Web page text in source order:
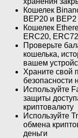
Кошелек
BEP20 и BEP2
Кошелек
ERC20,
Проверьте
кошелька,
вашем
Храните свой
безопасности
Используйте
защиты
криптовалюту
Используйте
обмена
деньги